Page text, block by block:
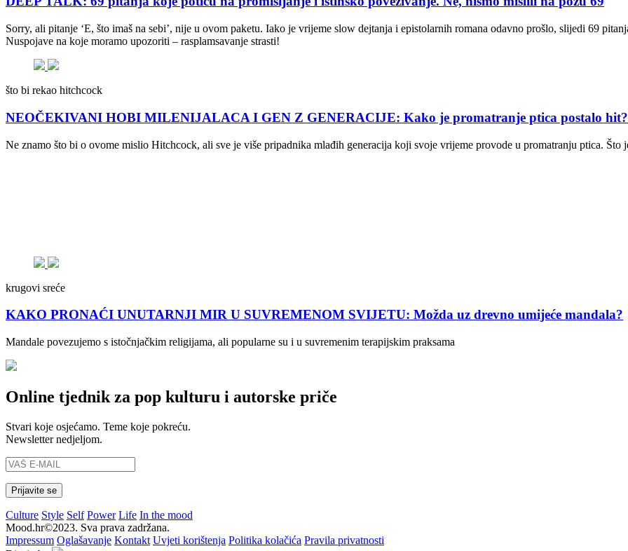
Sorry, ali pitanje ‘E, što imaš na sebi’, nije u ovom paketu. Iako je vrijeme slow dejtanja i epistolarnih romana odavno prošlo, slijedi 69
Nuspojave na koje moramo upozoriti – rasplamsavanje strasti!
što bi rekao hitchcock
NEOČEKIVANI HOBI MILENIJALACA I GEN Z GENERACIJE: Kako je promatranje ptica postalo hit?
Ne znamo što bi o ovome mislio Hitchcock, ali sve je više pripadnika mlađih generacija koji svoje vrijeme provode u promatranju ptica.
krugovi sreće
KAKO PRONAĆI UNUTARNJI MIR U SUVREMENOM SVIJETU: Možda uz drevno umijeće mandala?
Mandale povezujemo s istočnjačkim religijama, ali popularne su i u suvremenim terapijskim praksama
Online tjednik za pop kulturu i autorske priče
Stvari koje osjećamo. Teme koje pokreću.
Newsletter nedjeljom.
Culture Style Self Power Life In the mood
Mood.hr©2023. Sva prava zadržana.
Impressum Oglašavanje Kontakt Uvjeti korištenja Politika kolačića Pravila privatnosti